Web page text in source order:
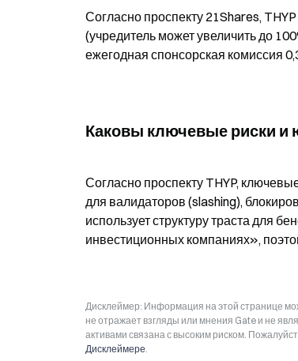
Согласно проспекту 21Shares,
(учредитель может увеличить до
ежегодная спонсорская комиссия
Каковы ключевые риски и
Согласно проспекту THYP,
для валидаторов (slashing),
использует структуру траста для
инвестиционных компаниях»,
Дисклеймер: Информация на этой странице
не отражает взгляды или мнения Gate и не
активами связана с высоким риском.
Дисклеймере.